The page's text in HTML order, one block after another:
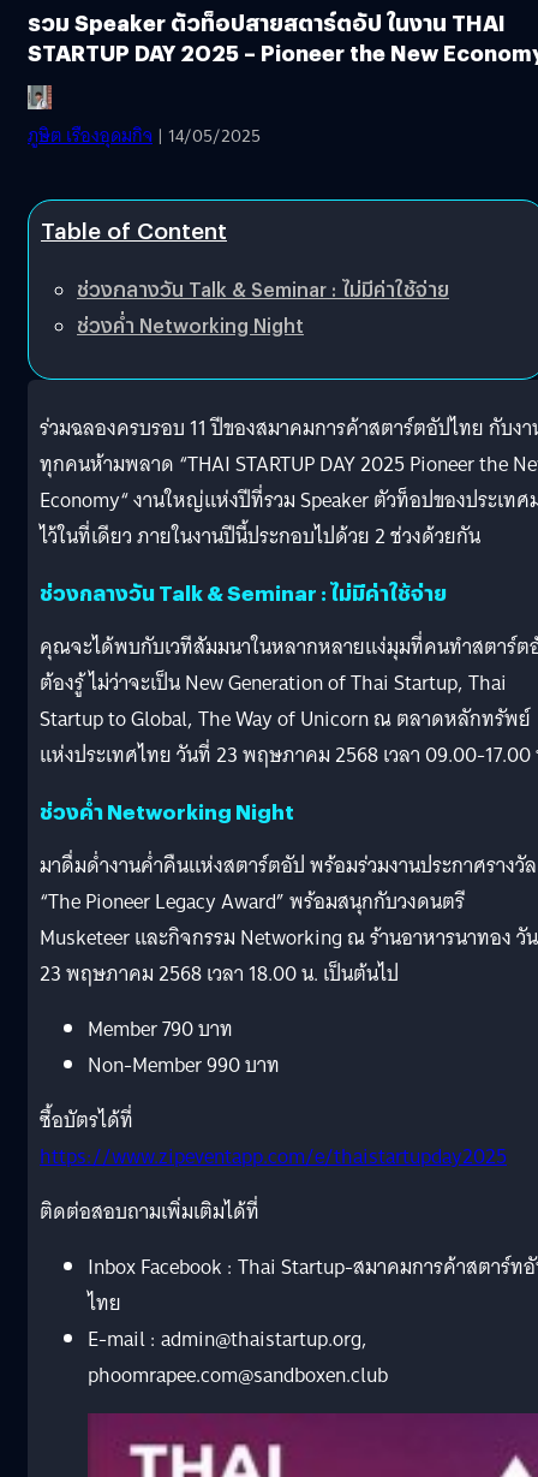
รวม Speaker ตัวท็อปสายสตาร์ตอัป ในงาน THAI
STARTUP DAY 2025 – Pioneer the New
ภูษิต เรืองอุดมกิจ | 14/05/2025
Table of Content
ช่วงกลางวัน Talk & Seminar : ไม่มีค่าใช้จ่าย
ช่วงค่ำ Networking Night
ร่วมฉลองครบรอบ 11 ปีของสมาคมการค้าสตาร์ตอัปไทย กับง
ทุกคนห้ามพลาด “THAI STARTUP DAY 2025 Pioneer the
Economy“ งานใหญ่แห่งปีที่รวม Speaker ตัวท็อปของประเทศ
ไว้ในที่เดียว ภายในงานปีนี้ประกอบไปด้วย 2 ช่วงด้วยกัน
ช่วงกลางวัน Talk & Seminar : ไม่มีค่าใช้จ่าย
คุณจะได้พบกับเวทีสัมมนาในหลากหลายแง่มุมที่คนทำสตาร์ต
ต้องรู้ ไม่ว่าจะเป็น New Generation of Thai Startup, Thai
Startup to Global, The Way of Unicorn ณ ตลาดหลักทรัพย์
แห่งประเทศไทย วันที่ 23 พฤษภาคม 2568 เวลา 09.00-17.00
ช่วงค่ำ Networking Night
มาดื่มด่ำงานค่ำคืนแห่งสตาร์ตอัป พร้อมร่วมงานประกาศรางวัล
“The Pioneer Legacy Award” พร้อมสนุกกับวงดนตรี
Musketeer และกิจกรรม Networking ณ ร้านอาหารนาทอง วั
23 พฤษภาคม 2568 เวลา 18.00 น. เป็นต้นไป
Member 790 บาท
Non-Member 990 บาท
ซื้อบัตรได้ที่
https://www.zipeventapp.com/e/thaistartupday2025
ติดต่อสอบถามเพิ่มเติมได้ที่
Inbox Facebook : Thai Startup-สมาคมการค้าสตาร์ท
ไทย
E-mail : admin@thaistartup.org,
phoomrapee.com@sandboxen.club